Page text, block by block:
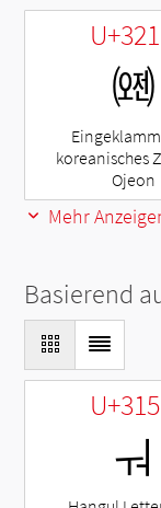
㈝
koreanisches
Ojeon
Mehr
Basierend
ㅝ